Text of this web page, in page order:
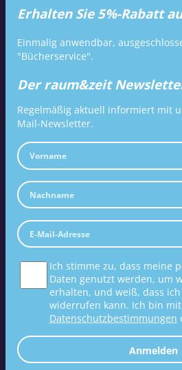
Erhalten Sie 5%-Rabatt
Einmalig anwendbar,
"Bücherservice".
Der raum&zeit
Regelmäßig aktuell informiert mit
Mail-Newsletter.
Ich stimme zu, dass meine
Daten genutzt werden, um
erhalten, und weiß, dass
widerrufen kann. Ich bin
Datenschutzbestimmungen
Anmelden